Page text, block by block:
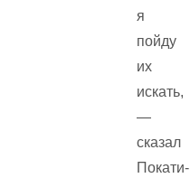
я
пойду
их
искать,
—
сказал
Покати-